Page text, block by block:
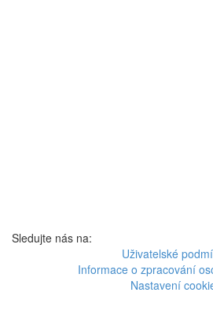
Sledujte nás na:
Uživatelské
Informace o zpracování
Nastavení